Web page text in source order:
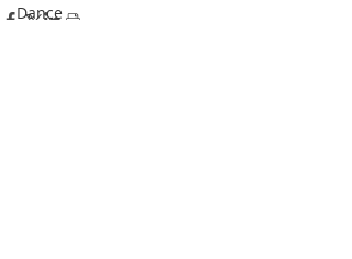
Dance